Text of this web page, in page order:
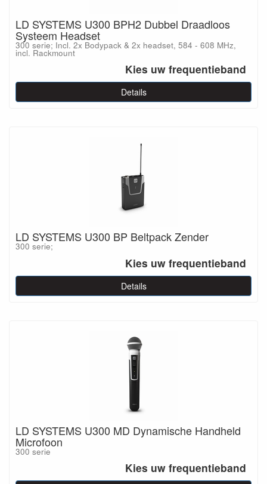
LD SYSTEMS U300 BPH2 Dubbel Draadloos
Systeem Headset
300 serie; Incl. 2x Bodypack & 2x headset, 584 - 608 MHz,
incl. Rackmount
Kies uw frequentieband
Details
LD SYSTEMS U300 BP Beltpack Zender
300 serie;
Kies uw frequentieband
Details
LD SYSTEMS U300 MD Dynamische Handheld
Microfoon
300 serie
Kies uw frequentieband